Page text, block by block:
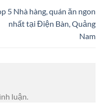
5 Nhà hàng, quán ăn ngon
nhất tại Điện Bàn, Quảng
Nam
luận.